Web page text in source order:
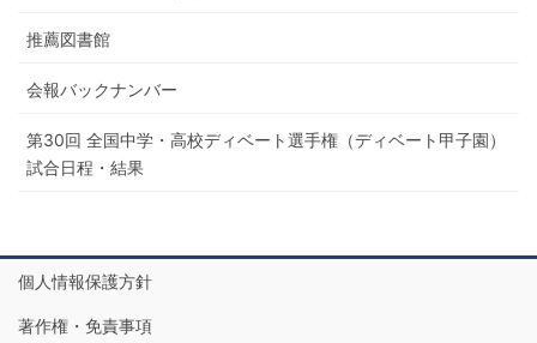
推薦図書館
会報バックナンバー
第30回 全国中学・高校ディベート選手権（ディベート甲子園）
試合日程・結果
個人情報保護方針
著作権・免責事項